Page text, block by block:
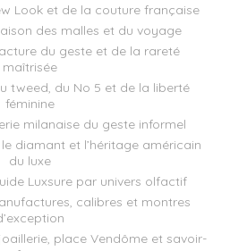
Look et de la couture française
des malles et du voyage
du geste et de la rareté
maîtrisée
tweed, du No 5 et de la liberté
féminine
milanaise du geste informel
diamant et l’héritage américain
du luxe
Luxsure par univers olfactif
calibres et montres
place Vendôme et savoir-